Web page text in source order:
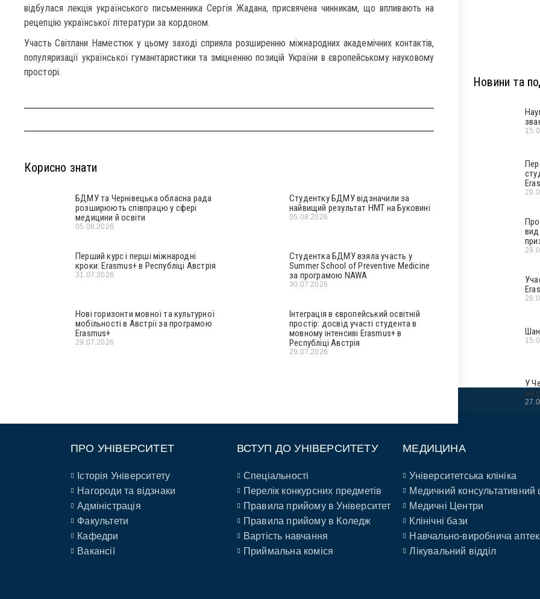
відбулася лекція українського письменника Сергія Жадана, присвячена чинникам, що впливають на
рецепцію української літератури за кордоном.
Участь Світлани Наместюк у цьому заході сприяла розширенню міжнародних академічних контактів,
популяризації української гуманітаристики та зміцненню позицій України в європейському науковому
просторі.
Корисно знати
БДМУ та Чернівецька обласна рада
розширюють співпрацю у сфері
медицини й освіти
05.08.2026
Студентку БДМУ відзначили за
найвищий результат НМТ на Буковині
05.08.2026
Перший курс і перші міжнародні
кроки: Erasmus+ в Республіці Австрія
31.07.2026
Студентка БДМУ взяла участь у
Summer School of Preventive Medicine
за програмою NAWA
30.07.2026
Нові горизонти мовної та культурної
мобільності в Австрії за програмою
Erasmus+
29.07.2026
Інтеграція в європейський освітній
простір: досвід участі студента в
мовному інтенсиві Erasmus+ в
Республіці Австрія
29.07.2026
Новини та
У
ПРО УНІВЕРСИТЕТ
Історія Університету
Нагороди та відзнаки
Адміністрація
Факультети
Кафедри
Вакансії
ВСТУП ДО УНІВЕРСИТЕТУ
Спеціальності
Перелік конкурсних предметів
Правила прийому в Університет
Правила прийому в Коледж
Вартість навчання
Приймальна коміся
МЕДИЦИНА
Університетська клініка
Медичний консультативний
Медичні Центри
Клінічні бази
Навчально-виробнича
Лікувальний відділ